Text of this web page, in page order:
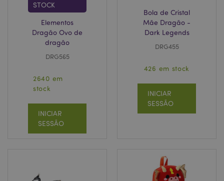
STOCK
Elementos
Dragão Ovo de
dragão
DRG565
2640 em
stock
INICIAR
SESSÃO
Bola de Cristal
Mãe Dragão -
Dark Legends
DRG455
426 em stock
INICIAR
SESSÃO